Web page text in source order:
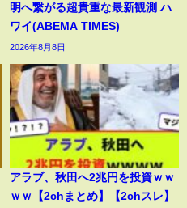
明へ繋がる超貴重な最新観測 ハ
ワイ(ABEMA TIMES)
2026年8月8日
アラブ、秋田へ2兆円を投資ｗｗ
ｗｗ【2chまとめ】【2chスレ】